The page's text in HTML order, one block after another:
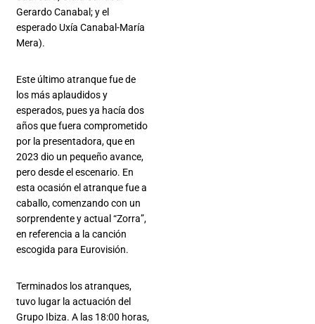
Gerardo Canabal; y el
esperado Uxía Canabal-María
Mera).
Este último atranque fue de
los más aplaudidos y
esperados, pues ya hacía dos
años que fuera comprometido
por la presentadora, que en
2023 dio un pequeño avance,
pero desde el escenario. En
esta ocasión el atranque fue a
caballo, comenzando con un
sorprendente y actual “Zorra”,
en referencia a la canción
escogida para Eurovisión.
Terminados los atranques,
tuvo lugar la actuación del
Grupo Ibiza. A las 18:00 horas,